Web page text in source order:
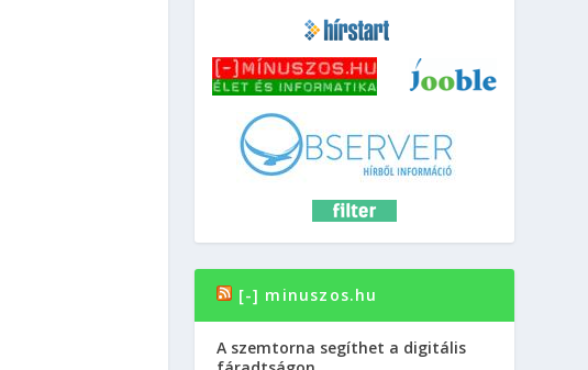
[-] minuszos.hu
A szemtorna segíthet a digitális